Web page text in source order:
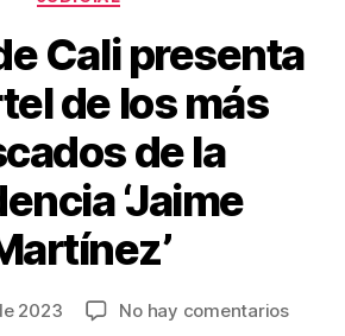
Cali presenta
de los más
de la
‘Jaime
2023 No hay comentariosen